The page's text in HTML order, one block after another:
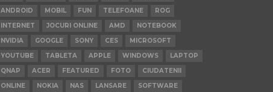
ANDROID
MOBIL FUN TELEFOANE
ROG
INTERNET
JOCURI ONLINE AMD
NOTEBOOK
NVIDIA
GOOGLE SONY CES
MICROSOFT
YOUTUBE
TABLETA APPLE WINDOWS
LAPTOP
QNAP
ACER FEATURED FOTO
CIUDATENII
ONLINE
NOKIA NAS LANSARE SOFTWARE